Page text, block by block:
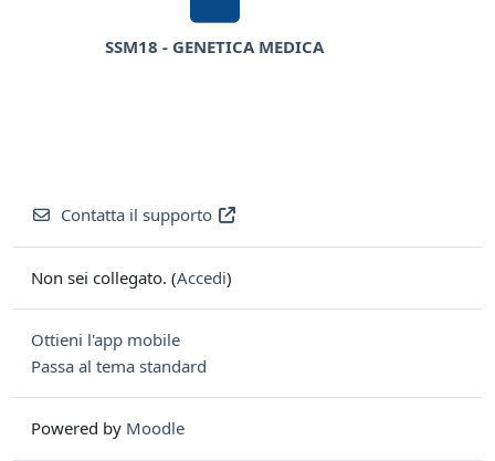
SSM18 - GENETICA MEDICA
Contatta il supporto
Non sei collegato. (Accedi)
Ottieni l'app mobile
Passa al tema standard
Powered by Moodle